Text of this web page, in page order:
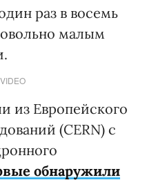
раз в восемь
малым
из Европейского
(CERN) с
обнаружили